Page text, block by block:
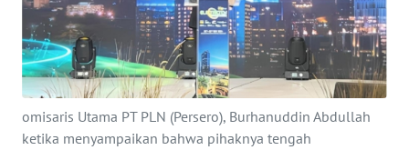
omisaris Utama PT PLN (Persero), Burhanuddin Abdullah
ketika menyampaikan bahwa pihaknya tengah
KONTAK
KAMI
IKLAN